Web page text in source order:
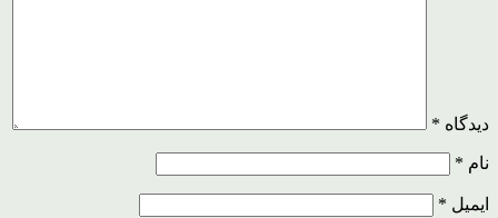
دیدگاه *
نام *
ایمیل *